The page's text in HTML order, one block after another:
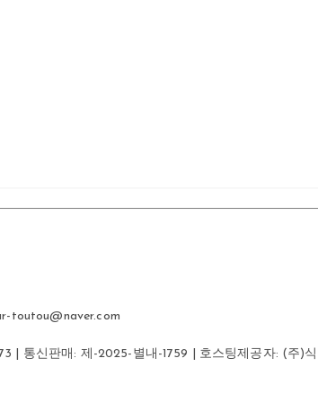
toutou@naver.com
| 통신판매: 제-2025-별내-1759 | 호스팅제공자: (주)